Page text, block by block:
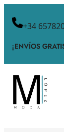
+34
¡ENVÍOS